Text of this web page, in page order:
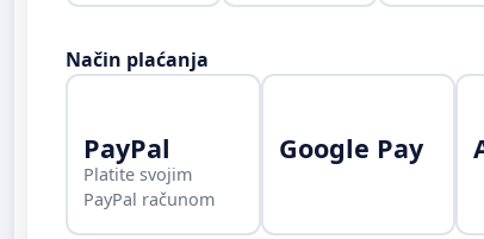
Način plaćanja
PayPal
Platite svojim
PayPal računom
Google Pay